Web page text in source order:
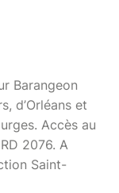
Barangeon
d’Orléans et
Accès au
2076. A
Saint-